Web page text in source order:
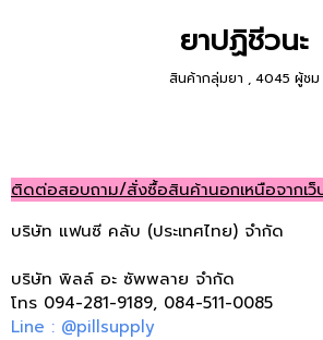
ยาปฏิชีวนะ
สินค้ากลุ่มยา , 4045 ผู้ชม
ติดต่อสอบถาม/สั่งซื้อสินค้านอกเหนือจากเว็
บริษัท แฟนซี คลับ (ประเทศไทย) จำกัด
บริษัท พิลล์ อะ ซัพพลาย จำกัด
โทร 094-281-9189, 084-511-0085
Line : @pillsupply